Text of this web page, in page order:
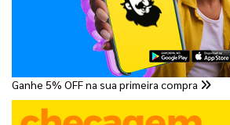
Ganhe 5% OFF na sua primeira compra